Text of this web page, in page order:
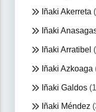
Iñaki Akerreta
Iñaki
Iñaki Arratibel
Iñaki Azkoaga
Iñaki Galdos
Iñaki Méndez